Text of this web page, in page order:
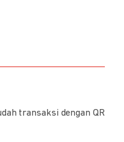
transaksi dengan QR